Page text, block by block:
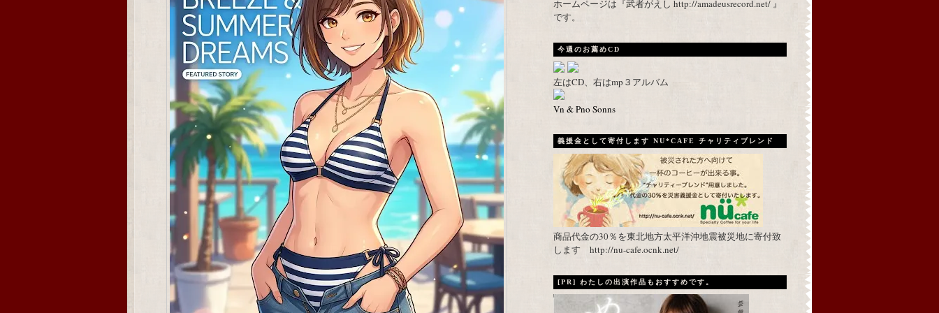
ホームページは『武者がえし http://amadeusrecord.net/ 』
です。
今週のお薦めCD
左はCD、右はmp３アルバム
Vn & Pno Sonns
義援金として寄付します NU*CAFE チャリティブレンド
商品代金の30％を東北地方太平洋沖地震被災地に寄付致
します http://nu-cafe.ocnk.net/
[PR] わたしの出演作品もおすすめです。